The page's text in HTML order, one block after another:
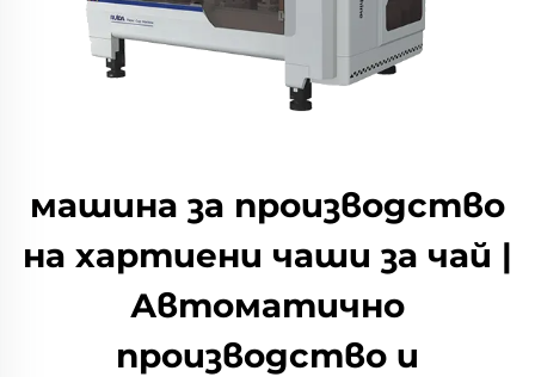
машина за производство
на хартиени чаши за чай |
Автоматично
производство и